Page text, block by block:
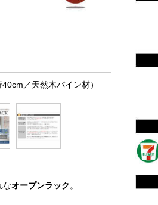
／天然木パイン材）
なオープンラック。